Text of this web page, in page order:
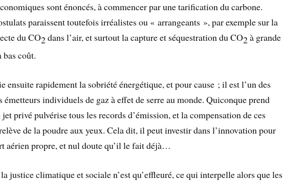
sont énoncés, à commencer par une tarification du carbone.
paraissent toutefois irréalistes ou « arrangeants », par exemple sur la
du CO2dans l’air, et surtout la capture et séquestration du CO2à grande
bas coût.
ensuite rapidement la sobriété énergétique, et pour cause ; il est l’un des
émetteurs individuels de gaz à effet de serre au monde. Quiconque prend
privé pulvérise tous les records d’émission, et la compensation de ces
de la poudre aux yeux. Cela dit, il peut investir dans l’innovation pour
aérien propre, et nul doute qu’il le fait déjà…
justice climatique et sociale n’est qu’effleuré, ce qui interpelle alors que les